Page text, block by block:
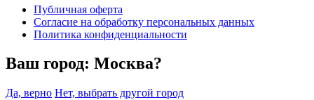
Публичная оферта
Согласие на обработку персональных данных
Политика конфиденциальности
Ваш город: Москва?
Да, верно Нет, выбрать другой город